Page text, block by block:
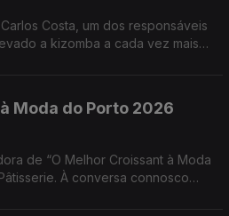
Costa, um dos responsáveis
a kizomba a cada vez mais
Moda do Porto 2026
de “O Melhor Croissant à Moda
À conversa connosco